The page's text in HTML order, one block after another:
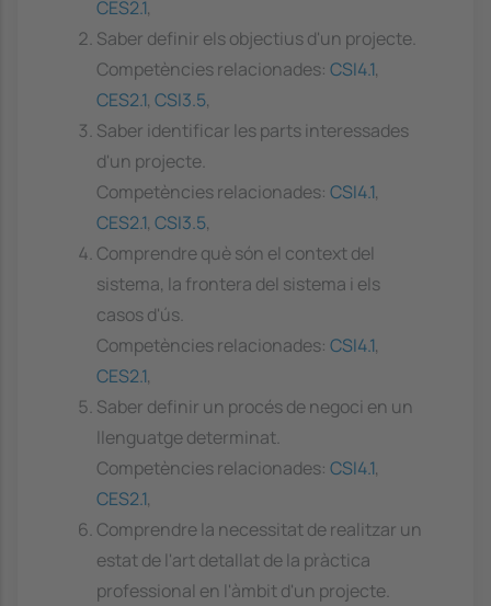
CES2.1,
Saber definir els objectius d'un projecte.
Competències relacionades: CSI4.1,
CES2.1, CSI3.5,
Saber identificar les parts interessades
d'un projecte.
Competències relacionades: CSI4.1,
CES2.1, CSI3.5,
Comprendre què són el context del
sistema, la frontera del sistema i els
casos d'ús.
Competències relacionades: CSI4.1,
CES2.1,
Saber definir un procés de negoci en un
llenguatge determinat.
Competències relacionades: CSI4.1,
CES2.1,
Comprendre la necessitat de realitzar un
estat de l'art detallat de la pràctica
professional en l'àmbit d'un projecte.